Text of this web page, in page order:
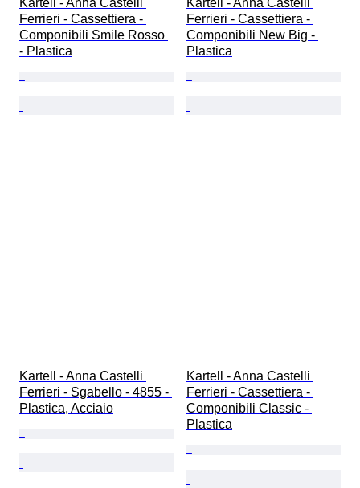
Kartell - Anna Castelli
Ferrieri - Cassettiera -
Componibili Smile Rosso
- Plastica
Kartell - Anna Castelli
Ferrieri - Cassettiera -
Componibili New Big -
Plastica
Kartell - Anna Castelli
Ferrieri - Sgabello - 4855 -
Plastica, Acciaio
Kartell - Anna Castelli
Ferrieri - Cassettiera -
Componibili Classic -
Plastica